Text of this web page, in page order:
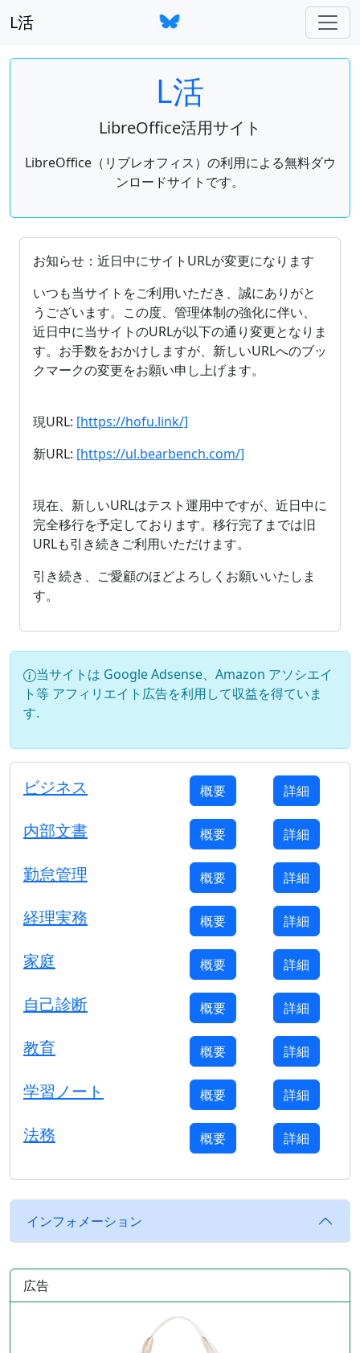
L活
L活
LibreOffice活用サイト
LibreOffice（リブレオフィス）の利用による無料ダウ
ンロードサイトです。
OpenDocument（ODF）をサポートしているオフィス
お知らせ：近日中にサイトURLが変更になります
いつも当サイトをご利用いただき、誠にありがと
うございます。この度、管理体制の強化に伴い、
近日中に当サイトのURLが以下の通り変更となりま
す。お手数をおかけしますが、新しいURLへのブッ
クマークの変更をお願い申し上げます。
現URL: [https://hofu.link/]
新URL: [https://ul.bearbench.com/]
現在、新しいURLはテスト運用中ですが、近日中に
完全移行を予定しております。移行完了までは旧
URLも引き続きご利用いただけます。
引き続き、ご愛顧のほどよろしくお願いいたしま
す。
当サイトは Google Adsense、Amazon アソシエイ
ト等 アフィリエイト広告を利用して収益を得ていま
す.
ビジネス 概要 詳細
内部文書 概要 詳細
勤怠管理 概要 詳細
経理実務 概要 詳細
家庭 概要 詳細
自己診断 概要 詳細
教育 概要 詳細
学習ノート 概要 詳細
法務 概要 詳細
インフォメーション
広告